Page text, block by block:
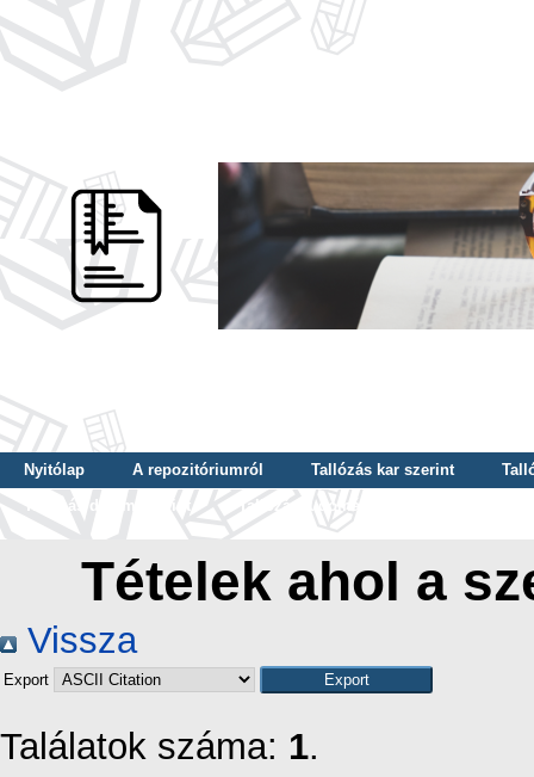
Nyitólap A repozitóriumról Tallózás kar szerint
Tallózás dátum szerint
Tallózás tudományterület szerint
Tételek ahol a
Vissza
Export
Találatok száma: 1.